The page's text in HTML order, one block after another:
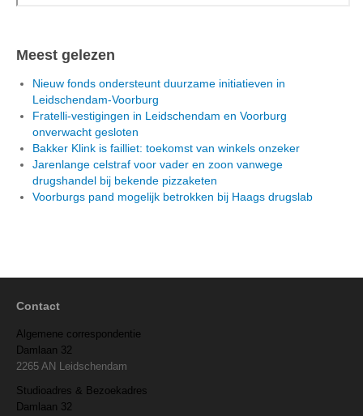
Meest gelezen
Nieuw fonds ondersteunt duurzame initiatieven in
Leidschendam-Voorburg
Fratelli-vestigingen in Leidschendam en Voorburg
onverwacht gesloten
Bakker Klink is failliet: toekomst van winkels onzeker
Jarenlange celstraf voor vader en zoon vanwege
drugshandel bij bekende pizzaketen
Voorburgs pand mogelijk betrokken bij Haags drugslab
Contact
Algemene correspondentie
Damlaan 32
2265 AN Leidschendam
Studioadres & Bezoekadres
Damlaan 32